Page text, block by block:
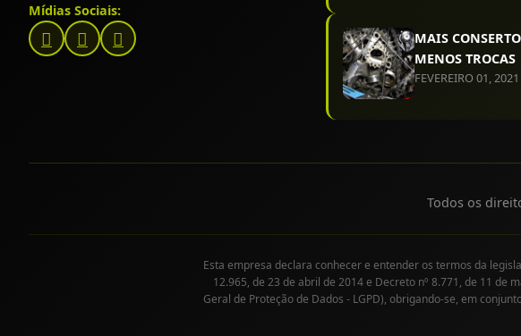
Mídias Sociais:
MAIS
MENOS TROCAS
FEVEREIRO 01, 2021
Todos os
Esta empresa declara conhecer e entender os termos da
12.965, de 23 de abril de 2014 e Decreto nº 8.771, de 11 de
Geral de Proteção de Dados - LGPD), obrigando-se, em